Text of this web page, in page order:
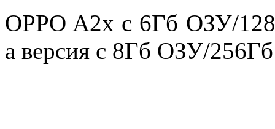
OPPO A2x с 6Гб ОЗУ/
а версия с 8Гб ОЗУ/